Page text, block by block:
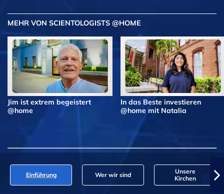
MEHR VON SCIENTOLOGISTS @HOME
Jim ist extrem begeistert
@home
In das Beste investieren
@home mit Natalia
Einführung Wer wir sind
Unsere
Kirchen